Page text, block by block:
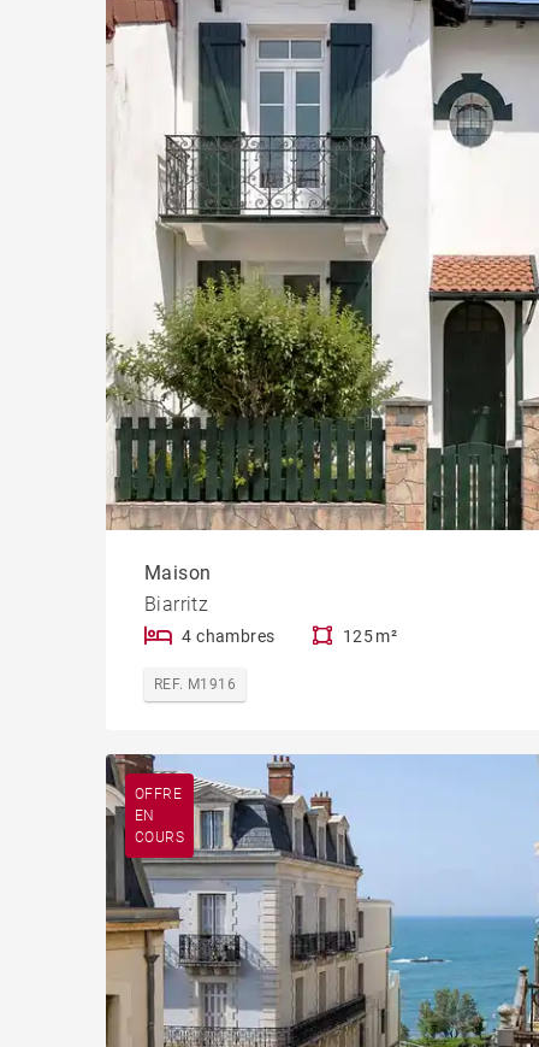
Maison
Biarritz
4 chambres 125 m²
REF. M1916
OFFRE
EN
COURS